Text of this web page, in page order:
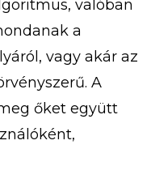
valóban
a
vagy akár az
A
őket együtt